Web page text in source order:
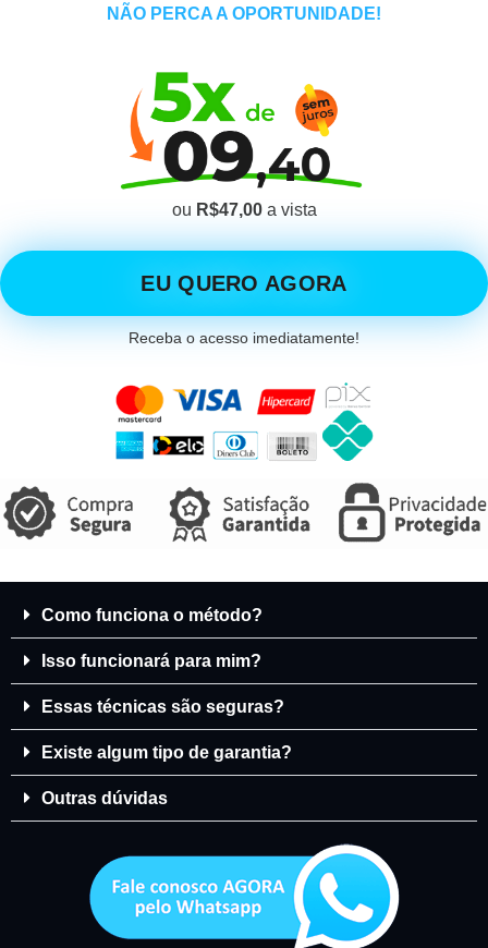
NÃO PERCA A OPORTUNIDADE!
ou R$47,00a vista
EU QUERO AGORA
Receba o acesso imediatamente!
Como funciona o método?
Isso funcionará para mim?
Essas técnicas são seguras?
Existe algum tipo de garantia?
Outras dúvidas